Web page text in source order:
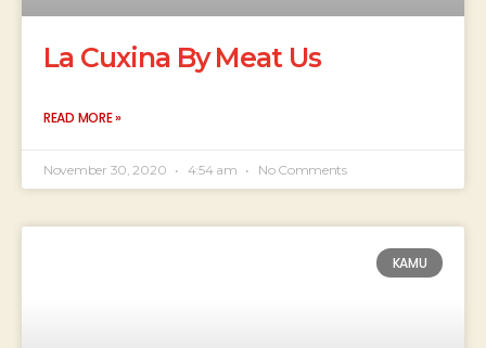
La Cuxina By Meat Us
READ MORE »
November 30, 2020 4:54 am No Comments
KAMU